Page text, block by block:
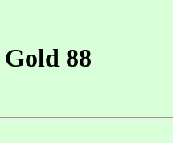
88